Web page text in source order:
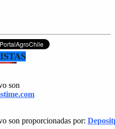
son
son proporcionadas por: